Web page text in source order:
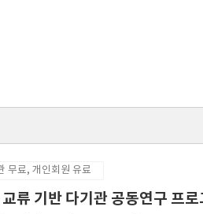
무료, 개인회원 유료
류 기반 다기관 공동연구 프